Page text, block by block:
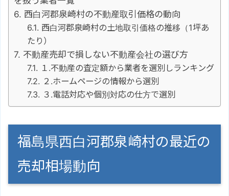
西白河郡泉崎村の不動産取引価格の動向
西白河郡泉崎村の土地取引価格の推移（1坪あ
たり）
不動産売却で損しない不動産会社の選び方
１.不動産の査定額から業者を選別しランキング
２.ホームページの情報から選別
３.電話対応や個別対応の仕方で選別
福島県西白河郡泉崎村の最近の
売却相場動向